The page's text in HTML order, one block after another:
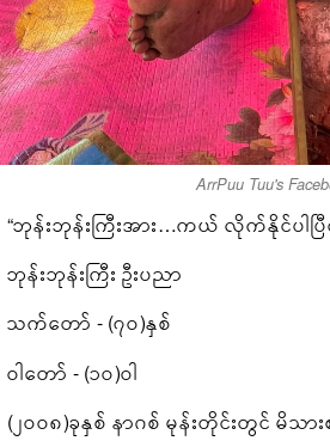
ArrPuu Tuu's
“ဘုန်းဘုန်းကြီးအား…ကယ် လိုက်နိုင်ပါပြီ
ဘုန်းဘုန်းကြီး ဦးပညာ
သက်တော် - (၇၀)နှစ်
ဝါတော် - (၁၀)ဝါ
(၂၀၀၈)ခုနှစ် နာဂစ် မုန်းတိုင်းတွင် မိသာ